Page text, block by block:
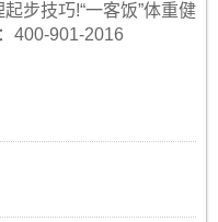
步技巧!“一客饭”体重健
400-901-2016